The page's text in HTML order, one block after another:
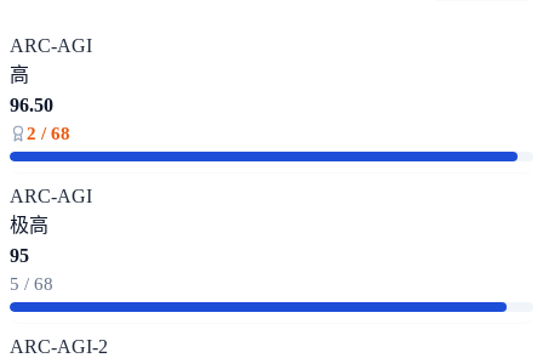
ARC-AGI
高
96.50
2 / 68
ARC-AGI
极高
95
5 / 68
ARC-AGI-2